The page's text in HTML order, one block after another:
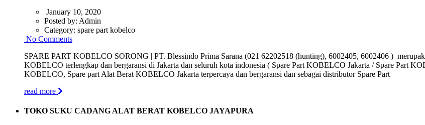
January 10, 2020
Posted by: Admin
Category: spare part kobelco
No Comments
SPARE PART KOBELCO SORONG | PT. Blessindo Prima Sarana (021 62202518 (hunting), 6002405, 6002406 )
KOBELCO terlengkap dan bergaransi di Jakarta dan seluruh kota indonesia ( Spare Part KOBELCO Jakarta / Spare Part
KOBELCO, Spare part Alat Berat KOBELCO Jakarta terpercaya dan bergaransi dan sebagai distributor Spare Part
read more
TOKO SUKU CADANG ALAT BERAT KOBELCO JAYAPURA